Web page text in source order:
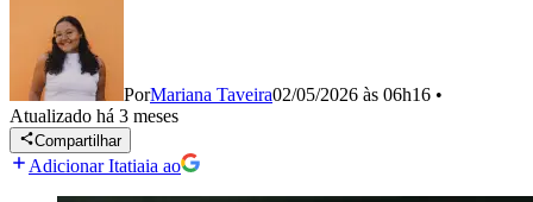
PorMariana Taveira02/05/2026 às 06h16 •
Atualizado há 3 meses
Compartilhar
Adicionar Itatiaia ao